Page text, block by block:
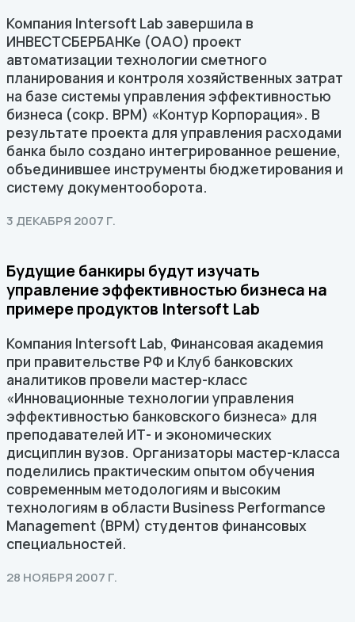
Компания Intersoft Lab завершила в
ИНВЕСТСБЕРБАНКе (ОАО) проект
автоматизации технологии сметного
планирования и контроля хозяйственных затрат
на базе системы управления эффективностью
бизнеса (сокр. ВРМ) «Контур Корпорация». В
результате проекта для управления расходами
банка было создано интегрированное решение,
объединившее инструменты бюджетирования и
систему документооборота.
3 ДЕКАБРЯ 2007 Г.
Будущие банкиры будут изучать
управление эффективностью бизнеса на
примере продуктов Intersoft Lab
Компания Intersoft Lab, Финансовая академия
при правительстве РФ и Клуб банковских
аналитиков провели мастер-класс
«Инновационные технологии управления
эффективностью банковского бизнеса» для
преподавателей ИТ- и экономических
дисциплин вузов. Организаторы мастер-класса
поделились практическим опытом обучения
современным методологиям и высоким
технологиям в области Business Performance
Management (BPM) студентов финансовых
специальностей.
28 НОЯБРЯ 2007 Г.